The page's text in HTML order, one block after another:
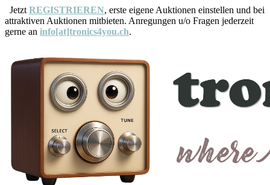
Jetzt REGISTRIEREN, erste eigene Auktionen einstellen und bei
attraktiven Auktionen mitbieten. Anregungen u/o Fragen jederzeit
gerne an info[at]tronics4you.ch.